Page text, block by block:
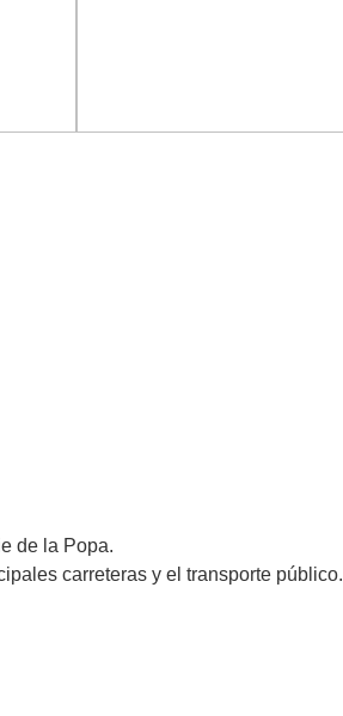
de la Popa.
carreteras y el transporte público.